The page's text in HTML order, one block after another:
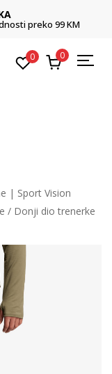
preko 99 KM
0 0
| Sport Vision
Donji dio trenerke